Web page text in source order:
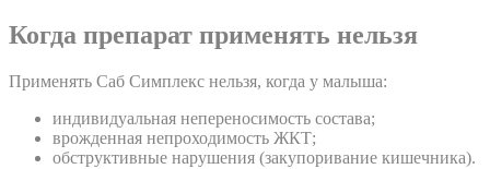
Когда препарат применять нельзя
Применять Саб Симплекс нельзя, когда у малыша:
индивидуальная непереносимость состава;
врожденная непроходимость ЖКТ;
обструктивные нарушения (закупоривание кишечника).